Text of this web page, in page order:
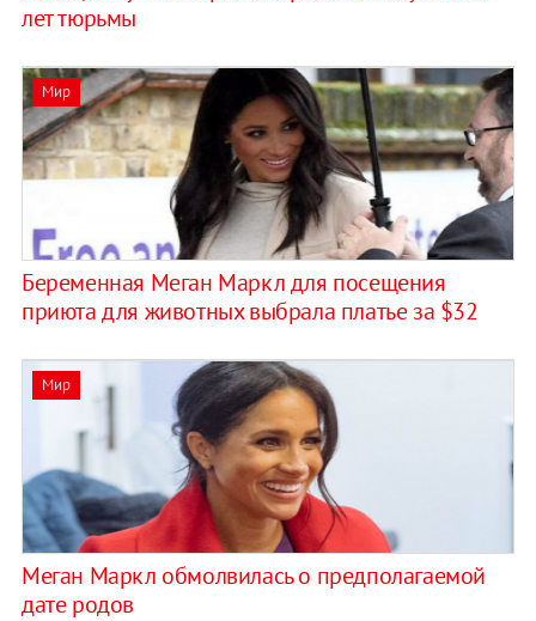
лет тюрьмы
Мир
Беременная Меган Маркл для посещения
приюта для животных выбрала платье за $32
Мир
Меган Маркл обмолвилась о предполагаемой
дате родов